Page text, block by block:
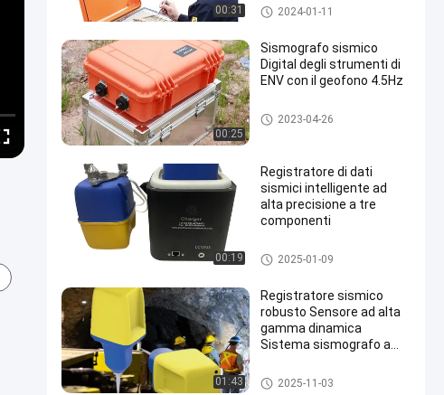
Fullscreen
00:31
Strumento geofisico di esplora
zione
2024-01-11
00:25
Sismografo sismico
Digital degli strumenti di
ENV con il geofono 4.5Hz
Strumenti sismici
2023-04-26
00:19
Registratore di dati
sismici intelligente ad
alta precisione a tre
componenti
Strumenti sismici
2025-01-09
01:43
Registratore sismico
robusto Sensore ad alta
gamma dinamica
Sistema sismografo a
Strumenti sismici
2025-11-03